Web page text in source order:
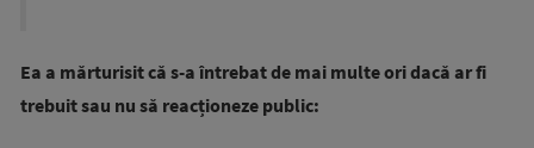
Ea a mărturisit că s-a întrebat de mai multe ori dacă ar fi
trebuit sau nu să reacționeze public: